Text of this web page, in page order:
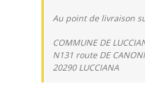
Au point de livraison
COMMUNE DE
N131 route DE
20290 LUCCIANA